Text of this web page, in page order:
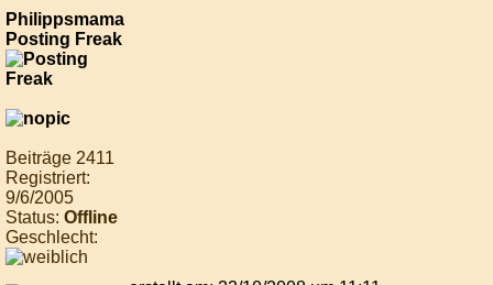
Philippsmama
Posting Freak
Beiträge 2411
Registriert:
9/6/2005
Status: Offline
Geschlecht: